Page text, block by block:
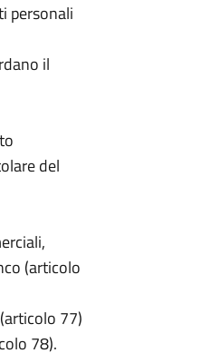
personali
il
del
(articolo
77)
78).